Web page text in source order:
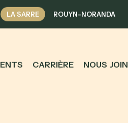
LA SARRE ROUYN-NORANDA
ENTS CARRIÈRE NOUS JOIN